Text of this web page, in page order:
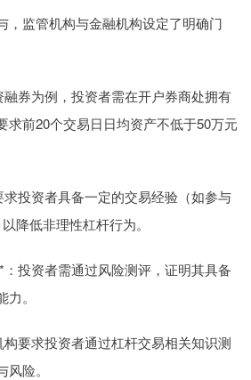
，监管机构与金融机构设定了明确门
券为例，投资者需在开户券商处拥有
求前20个交易日日均资产不低于50万元
投资者具备一定的交易经验（如参与
降低非理性杠杆行为。
投资者需通过风险测评，证明其具备
。
要求投资者通过杠杆交易相关知识测
险。